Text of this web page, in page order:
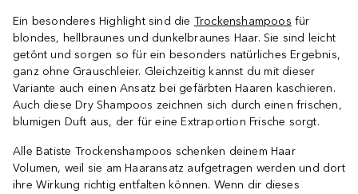
Ein besonderes Highlight sind die Trockenshampoos für
blondes, hellbraunes und dunkelbraunes Haar. Sie sind leicht
getönt und sorgen so für ein besonders natürliches Ergebnis,
ganz ohne Grauschleier. Gleichzeitig kannst du mit dieser
Variante auch einen Ansatz bei gefärbten Haaren kaschieren.
Auch diese Dry Shampoos zeichnen sich durch einen frischen,
blumigen Duft aus, der für eine Extraportion Frische sorgt.
Alle Batiste Trockenshampoos schenken deinem Haar
Volumen, weil sie am Haaransatz aufgetragen werden und dort
ihre Wirkung richtig entfalten können. Wenn dir dieses